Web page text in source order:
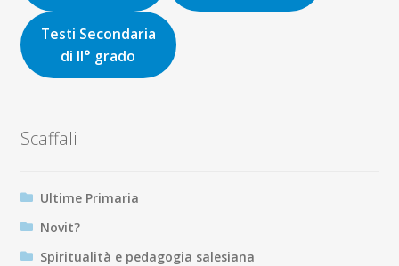
Testi Secondaria
di II° grado
Scaffali
Ultime Primaria
Novit?
Spiritualità e pedagogia salesiana